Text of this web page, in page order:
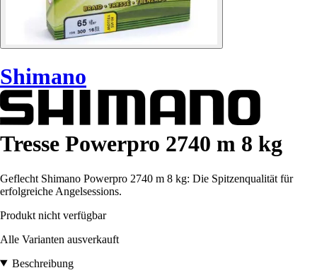
Shimano
Tresse Powerpro 2740 m 8 kg
Geflecht Shimano Powerpro 2740 m 8 kg: Die Spitzenqualität für
erfolgreiche Angelsessions.
Produkt nicht verfügbar
Alle Varianten ausverkauft
Beschreibung